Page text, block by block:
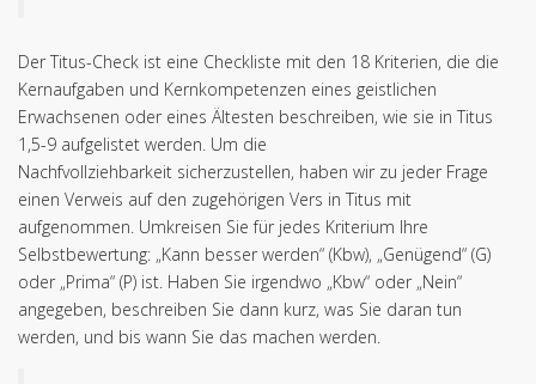
Der Titus-Check ist eine Checkliste mit den 18 Kriterien, die die
Kernaufgaben und Kernkompetenzen eines geistlichen
Erwachsenen oder eines Ältesten beschreiben, wie sie in Titus
1,5-9 aufgelistet werden. Um die
Nachfvollziehbarkeit sicherzustellen, haben wir zu jeder Frage
einen Verweis auf den zugehörigen Vers in Titus mit
aufgenommen. Umkreisen Sie für jedes Kriterium Ihre
Selbstbewertung: „Kann besser werden“ (Kbw), „Genügend“ (G)
oder „Prima“ (P) ist. Haben Sie irgendwo „Kbw“ oder „Nein“
angegeben, beschreiben Sie dann kurz, was Sie daran tun
werden, und bis wann Sie das machen werden.